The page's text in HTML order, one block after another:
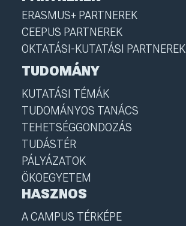
ERASMUS+ PARTNEREK
CEEPUS PARTNEREK
OKTATÁSI-KUTATÁSI PARTNEREK
TUDOMÁNY
KUTATÁSI TÉMÁK
TUDOMÁNYOS TANÁCS
TEHETSÉGGONDOZÁS
TUDÁSTÉR
PÁLYÁZATOK
ÖKOEGYETEM
HASZNOS
A CAMPUS TÉRKÉPE